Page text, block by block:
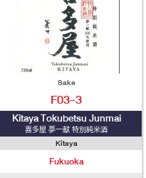
Sake
F03-3
Kitaya Tokubetsu Junmai
喜多屋 夢一献 特別純米酒
Kitaya
Fukuoka